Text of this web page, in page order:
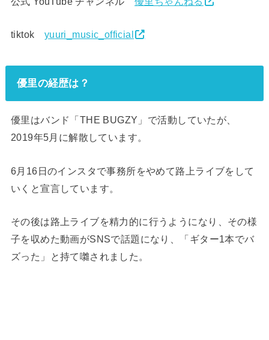
tiktok yuuri_music_official
優里の経歴は？
優里はバンド「THE BUGZY」で活動していたが、
2019年5月に解散しています。
6月16日のインスタで事務所をやめて路上ライブをして
いくと宣言しています。
その後は路上ライブを精力的に行うようになり、その様
子を収めた動画がSNSで話題になり、「ギター1本でバ
ズった」と持て囃されました。